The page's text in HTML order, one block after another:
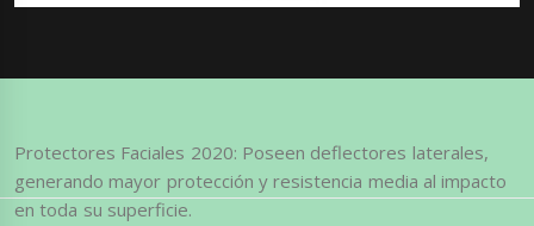
Protectores Faciales 2020: Poseen deflectores laterales,
generando mayor protección y resistencia media al impacto
en toda su superficie.